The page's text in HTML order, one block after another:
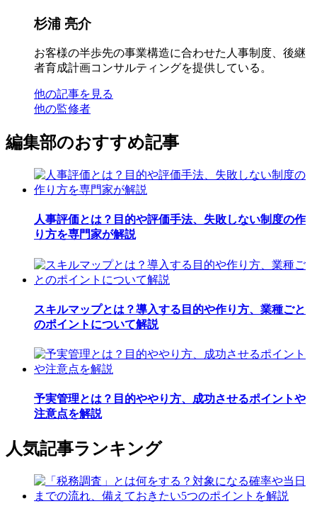
杉浦 亮介
お客様の半歩先の事業構造に合わせた人事制度、後継
者育成計画コンサルティングを提供している。
他の記事を見る
他の監修者
編集部のおすすめ記事
人事評価とは？目的や評価手法、失敗しない制度の作
り方を専門家が解説
スキルマップとは？導入する目的や作り方、業種ごと
のポイントについて解説
予実管理とは？目的ややり方、成功させるポイントや
注意点を解説
人気記事ランキング